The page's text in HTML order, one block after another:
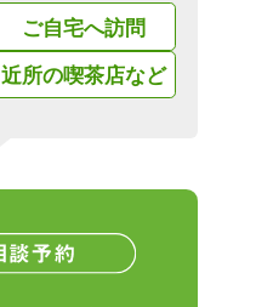
ご自宅へ訪問
近所の喫茶店など